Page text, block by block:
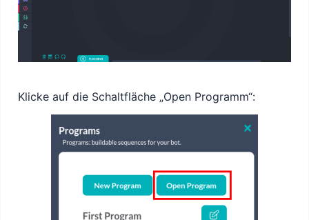
Klicke auf die Schaltfläche „Open Programm“: